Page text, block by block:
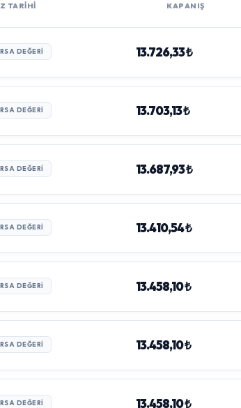
TARİHİ KAPANIŞ
DEĞERI 13.726,33 ₺
DEĞERI 13.703,13 ₺
DEĞERI 13.687,93 ₺
DEĞERI 13.410,54 ₺
DEĞERI 13.458,10 ₺
DEĞERI 13.458,10 ₺
DEĞERI 13.458,10 ₺